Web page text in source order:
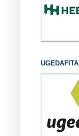
UGEDAFITA